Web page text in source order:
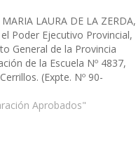
LAURA DE LA ZERDA,
Poder Ejecutivo Provincial,
General de la Provincia
de la Escuela Nº 4837,
(Expte. Nº 90-
de Obras Públicas e
334/18…Aprobados"